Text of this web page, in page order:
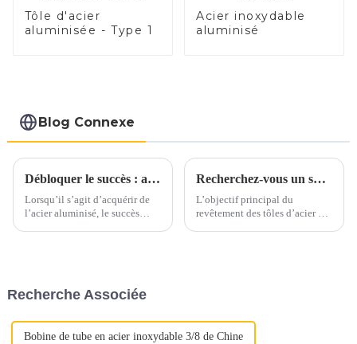
Tôle d'acier
aluminisée - Type 1
Acier inoxydable
aluminisé
Blog Connexe
Débloquer le succès : aspects clés de l’achat d’acier aluminisé
Lorsqu’il s’agit d’acquérir de
l’acier aluminisé, le succès
chaque étape joue un rôle
Recherchez-vous un substitut à l’acier inoxydable et à l’aluminium ?
L’objectif principal du
revêtement des tôles d’acier est
Recherche Associée
Bobine de tube en acier inoxydable 3/8 de Chine